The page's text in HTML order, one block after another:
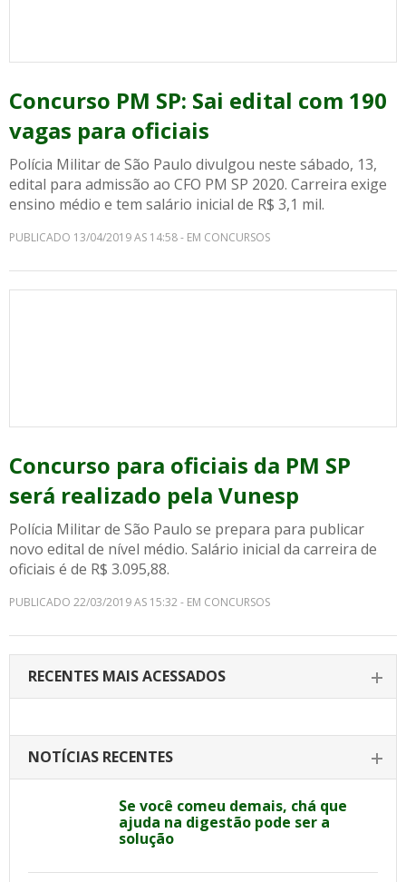
Concurso PM SP: Sai edital com 190
vagas para oficiais
Polícia Militar de São Paulo divulgou neste sábado, 13,
edital para admissão ao CFO PM SP 2020. Carreira exige
ensino médio e tem salário inicial de R$ 3,1 mil.
PUBLICADO 13/04/2019 AS 14:58 - EM CONCURSOS
Concurso para oficiais da PM SP
será realizado pela Vunesp
Polícia Militar de São Paulo se prepara para publicar
novo edital de nível médio. Salário inicial da carreira de
oficiais é de R$ 3.095,88.
PUBLICADO 22/03/2019 AS 15:32 - EM CONCURSOS
RECENTES MAIS ACESSADOS
NOTÍCIAS RECENTES
Se você comeu demais, chá que
ajuda na digestão pode ser a
solução